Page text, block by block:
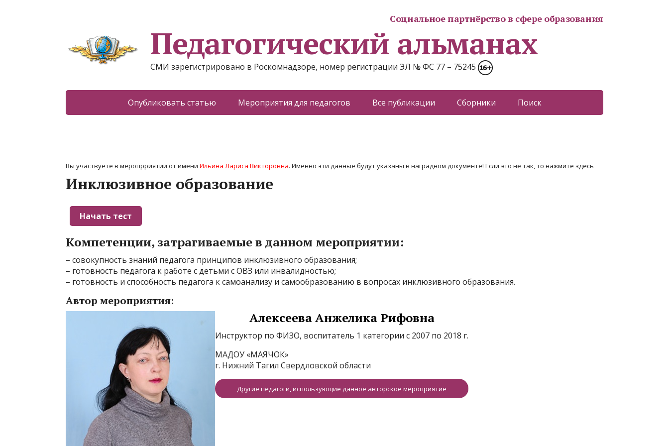
Социальное партнёрство в сфере образования
Педагогический альманах
СМИ зарегистрировано в Роскомнадзоре, номер регистрации ЭЛ № ФС 77 – 75245
Опубликовать статью Мероприятия для педагогов Все публикации Сборники Поиск
Вы участвуете в меропрриятии от имени Ильина Лариса Викторовна. Именно эти данные будут указаны в наградном документе! Если это не так, то нажмите здесь
Инклюзивное образование
Компетенции, затрагиваемые в данном мероприятии:
– совокупность знаний педагога принципов инклюзивного образования;
– готовность педагога к работе с детьми с ОВЗ или инвалидностью;
– готовность и способность педагога к самоанализу и самообразованию в вопросах инклюзивного образования.
Автор мероприятия:
Алексеева Анжелика Рифовна
Инструктор по ФИЗО, воспитатель 1 категории с 2007 по 2018 г.
МАДОУ «МАЯЧОК»
г. Нижний Тагил Свердловской области
Другие педагоги, использующие данное авторское мероприятие